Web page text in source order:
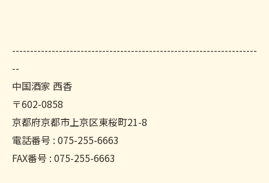
--------------------------------------------------------------------
--
中国酒家 西香
〒602-0858
京都府京都市上京区東桜町21-8
電話番号 : 075-255-6663
FAX番号 : 075-255-6663